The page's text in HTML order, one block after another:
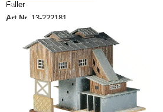
Faller
Art.Nr. 13-222181